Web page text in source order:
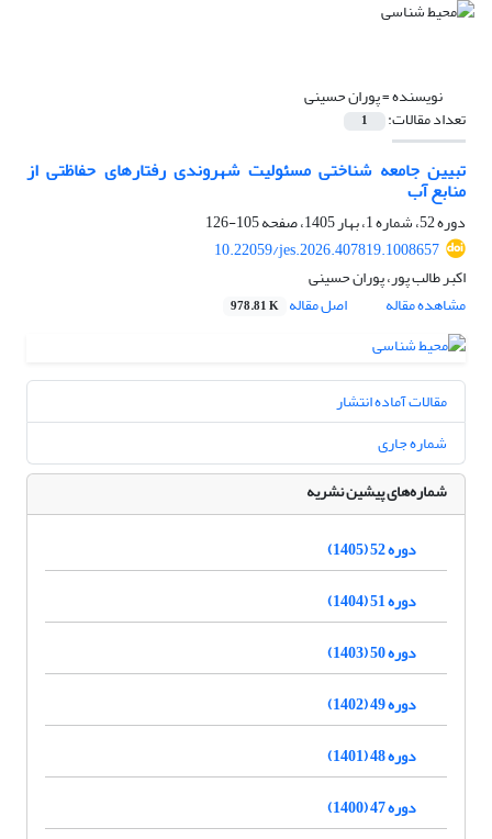
نویسنده =پوران حسینی
تعداد مقالات: 1
تبیین جامعه شناختی مسئولیت شهروندی رفتارهای حفاظتی از
منابع آب
دوره 52، شماره 1، بهار 1405، صفحه
105-126
10.22059/jes.2026.407819.1008657
اکبر طالب پور، پوران حسینی
مشاهده مقاله
اصل مقاله 978.81 K
مقالات آماده انتشار
شماره جاری
شماره‌های پیشین نشریه
دوره 52 (1405)
دوره 51 (1404)
دوره 50 (1403)
دوره 49 (1402)
دوره 48 (1401)
دوره 47 (1400)